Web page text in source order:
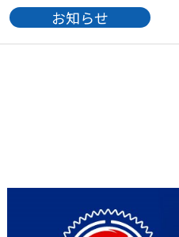
お知らせ
お知らせ